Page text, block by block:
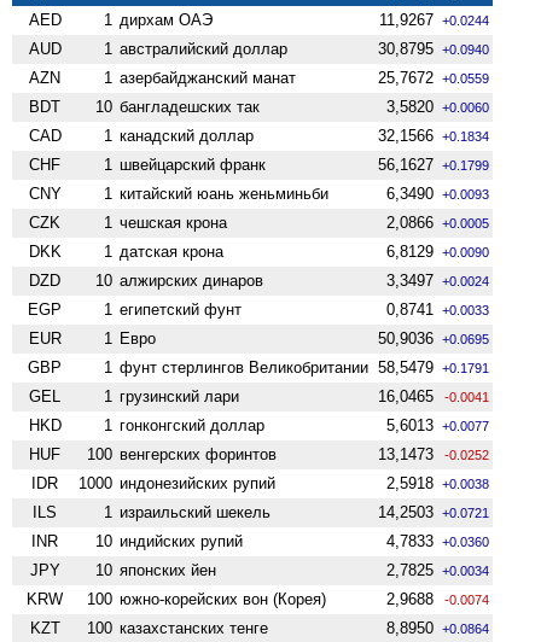
AED
1 дирхам ОАЭ 11,9267 +0.0244
AUD 1 австралийский доллар 30,8795 +0.0940
AZN 1 азербайджанский манат 25,7672 +0.0559
BDT 10 бангладешских так 3,5820 +0.0060
CAD 1 канадский доллар 32,1566 +0.1834
CHF 1 швейцарский франк 56,1627 +0.1799
CNY 1 китайский юань женьминьби 6,3490 +0.0093
CZK 1 чешская крона 2,0866 +0.0005
DKK 1 датская крона 6,8129 +0.0090
DZD 10 алжирских динаров 3,3497 +0.0024
EGP 1 египетский фунт 0,8741 +0.0033
EUR 1 Евро 50,9036 +0.0695
GBP 1 фунт стерлингов Велико­британии 58,5479 +0.1791
GEL 1 грузинский лари 16,0465 -0.0041
HKD 1 гонконгский доллар 5,6013 +0.0077
HUF 100 венгерских форинтов 13,1473 -0.0252
IDR 1000 индонезийских рупий 2,5918 +0.0038
ILS 1 израильский шекель 14,2503 +0.0721
INR 10 индийских рупий 4,7833 +0.0360
JPY 10 японских йен 2,7825 +0.0034
KRW 100 южно-корейских вон (Корея) 2,9688 -0.0074
KZT 100 казахстанских тенге 8,8950 +0.0864